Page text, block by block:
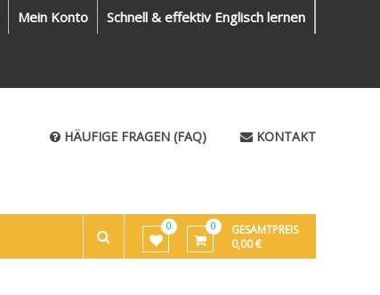
Mein Konto Schnell & effektiv Englisch lernen
HÄUFIGE FRAGEN (FAQ) KONTAKT
0 0
GESAMTPREIS
0,00€